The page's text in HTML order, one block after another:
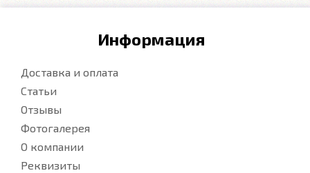
Информация
Доставка и оплата
Статьи
Отзывы
Фотогалерея
О компании
Реквизиты